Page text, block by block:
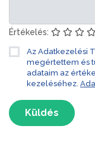
Értékelés:
Az Adatkezelési
megértettem és
adataim az
kezeléséhez.
Küldés